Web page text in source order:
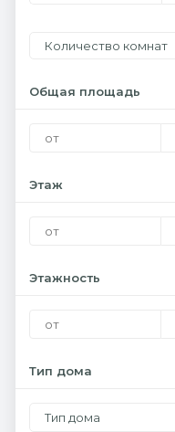
Количество комнат
Общая площадь
Этаж
Этажность
Тип дома
Тип дома